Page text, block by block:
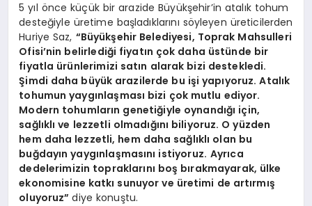
5 yıl önce küçük bir arazide Büyükşehir’in atalık tohum
desteğiyle üretime başladıklarını söyleyen üreticilerden
Huriye Saz, “Büyükşehir Belediyesi, Toprak Mahsulleri
Ofisi’nin belirlediği fiyatın çok daha üstünde bir
fiyatla ürünlerimizi satın alarak bizi destekledi.
Şimdi daha büyük arazilerde bu işi yapıyoruz. Atalık
tohumun yaygınlaşması bizi çok mutlu ediyor.
Modern tohumların genetiğiyle oynandığı için,
sağlıklı ve lezzetli olmadığını biliyoruz. O yüzden
hem daha lezzetli, hem daha sağlıklı olan bu
buğdayın yaygınlaşmasını istiyoruz. Ayrıca
dedelerimizin topraklarını boş bırakmayarak, ülke
ekonomisine katkı sunuyor ve üretimi de artırmış
oluyoruz”diye konuştu.